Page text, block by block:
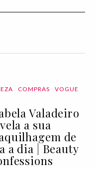
COMPRAS
VOGUE
Valadeiro
a sua
de
a dia | Beauty